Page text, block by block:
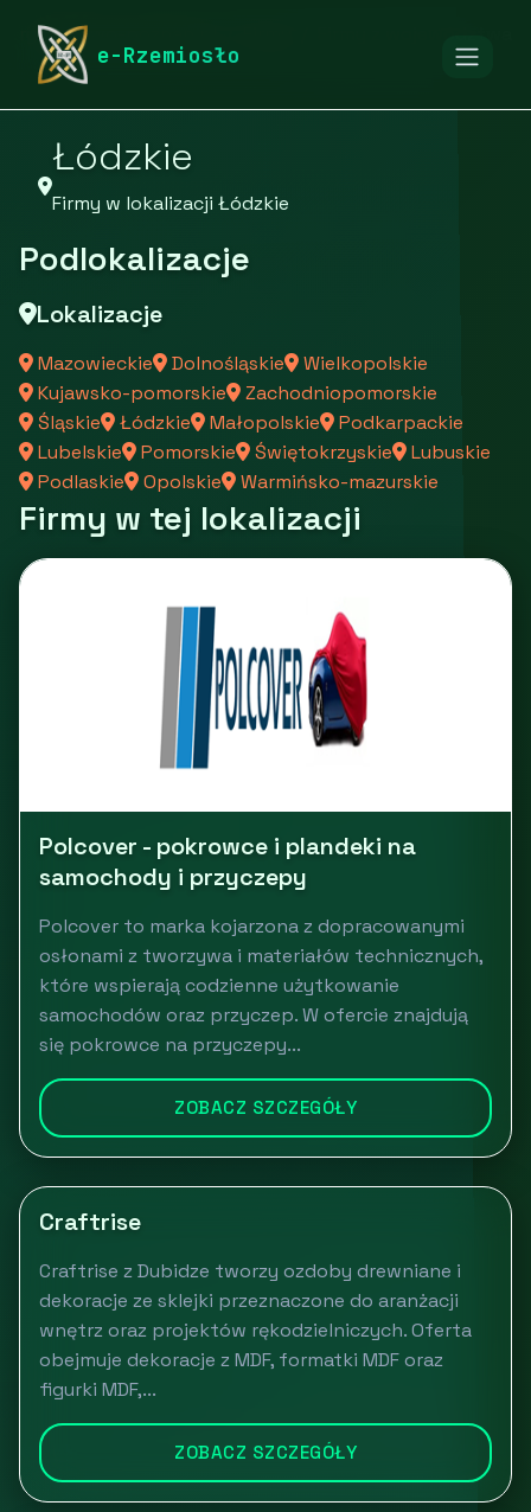
e-Rzemiosło
rymarstwo-poznan.pl
Łódzkie
Firmy w lokalizacji Łódzkie
Podlokalizacje
Lokalizacje
Mazowieckie Dolnośląskie
Wielkopolskie
Kujawsko-pomorskie
Zachodniopomorskie
Śląskie
Łódzkie Małopolskie
Podkarpackie
Lubelskie
Pomorskie Świętokrzyskie
Lubuskie
Podlaskie
Opolskie Warmińsko-mazurskie
Firmy w tej lokalizacji
Polcover - pokrowce i plandeki na
samochody i przyczepy
Polcover to marka kojarzona z dopracowanymi
osłonami z tworzywa i materiałów technicznych,
które wspierają codzienne użytkowanie
samochodów oraz przyczep. W ofercie znajdują
się pokrowce na przyczepy...
ZOBACZ SZCZEGÓŁY
Craftrise
Craftrise z Dubidze tworzy ozdoby drewniane i
dekoracje ze sklejki przeznaczone do aranżacji
wnętrz oraz projektów rękodzielniczych. Oferta
obejmuje dekoracje z MDF, formatki MDF oraz
figurki MDF,...
ZOBACZ SZCZEGÓŁY